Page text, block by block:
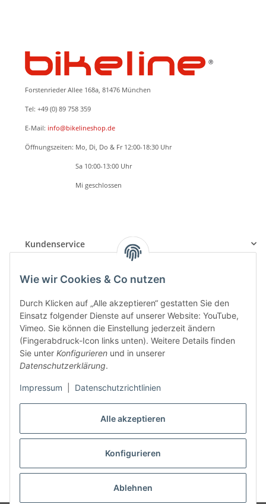
Forstenrieder Allee 168a, 81476 München
Tel: +49 (0) 89 758 359
E-Mail: info@bikelineshop.de
Öffnungszeiten: Mo, Di, Do & Fr 12:00-18:30 Uhr
Sa 10:00-13:00 Uhr
Mi geschlossen
Kundenservice
Informationen
Vertrag widerrufen
Für eine schnelle Abwicklung ihrer Aufträge bieten wir
diverse unkomplizierte sowie sichere Zahlungsmöglichkeiten
* Alle Preise inkl. gesetzlicher USt., zzgl.
Alle akzeptieren
Konfigurieren
Ablehnen
Wie wir Cookies & Co nutzen
Durch Klicken auf „Alle akzeptieren“ gestatten Sie den
Einsatz folgender Dienste auf unserer Website: YouTube,
Vimeo. Sie können die Einstellung jederzeit ändern
(Fingerabdruck-Icon links unten). Weitere Details finden
Sie unter Konfigurieren und in unserer
Datenschutzerklärung.
Impressum Datenschutzrichtlinien